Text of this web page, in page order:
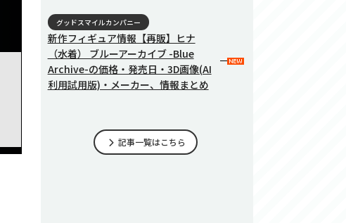
グッドスマイルカンパニー
新作フィギュア情報【再販】ヒナ
（水着） ブルーアーカイブ -Blue
Archive-の価格・発売日・3D画像(AI
利用試用版)・メーカー、情報まとめ
記事一覧はこちら